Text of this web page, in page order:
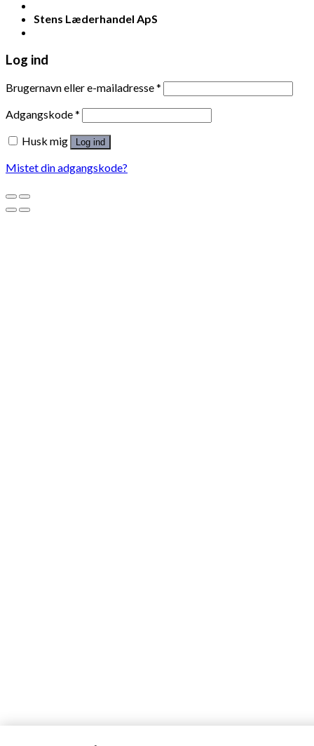
Stens Læderhandel ApS
Log ind
Brugernavn eller e-mailadresse*
Adgangskode*
Husk mig
Log ind
Mistet din adgangskode?